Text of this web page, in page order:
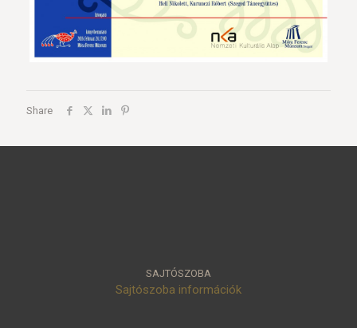
Share
SAJTÓSZOBA
Sajtószoba információk